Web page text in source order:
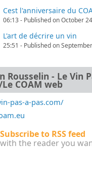
découverte pour Yann, qui
un cursus de biochimie
le diplôme de Technicien
Cest l'anniversaire du
06:13 - Published on October
L'art de décrire un vin
25:51 - Published on
Rousselin - Le Vin
Le COAM web
pas-a-pas.com/
Subscribe to RSS feed
with the reader you